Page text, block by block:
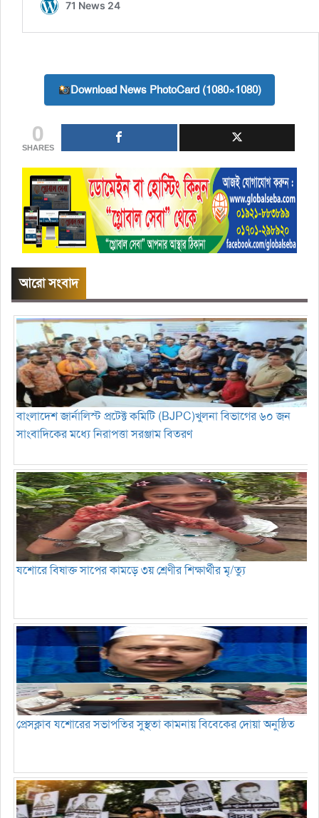
Download News PhotoCard (1080×1080)
0
SHARES
আরো সংবাদ
বাংলাদেশ জার্নালিস্ট প্রটেক্ট কমিটি (BJPC)খুলনা বিভাগের ৬০ জন
সাংবাদিকের মধ্যে নিরাপত্তা সরঞ্জাম বিতরণ
যশোরে বিষাক্ত সাপের কামড়ে ৩য় শ্রেণীর শিক্ষার্থীর মৃ/ত্যু
প্রেসক্লাব যশোরের সভাপতির সুস্থতা কামনায় বিবেকের দোয়া অনুষ্ঠিত